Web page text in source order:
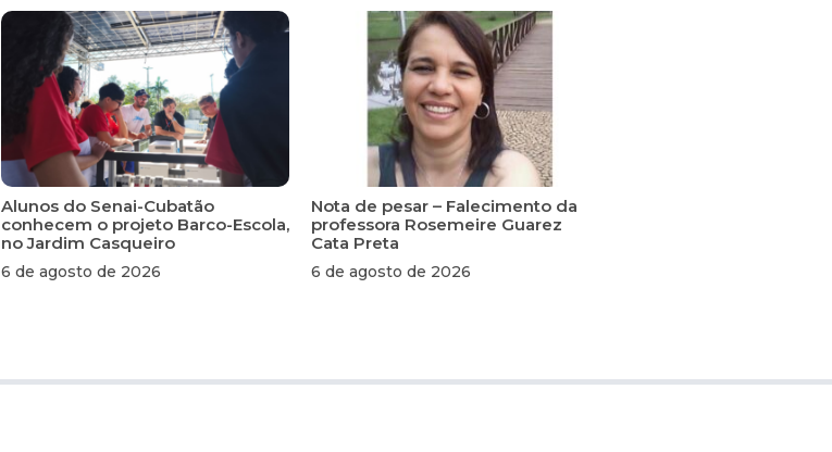
Alunos do Senai-Cubatão
conhecem o projeto Barco-Escola,
no Jardim Casqueiro
6 de agosto de 2026
Nota de pesar – Falecimento da
professora Rosemeire Guarez
Cata Preta
6 de agosto de 2026